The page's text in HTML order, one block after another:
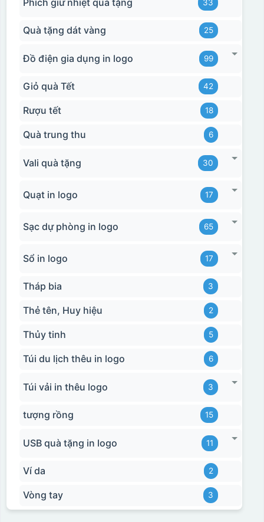
33
Quà tặng dát vàng 25
Đồ điện gia dụng in logo 99
Giỏ quà Tết 42
Rượu tết 18
Quà trung thu 6
Vali quà tặng 30
Quạt in logo 17
Sạc dự phòng in logo 65
Sổ in logo 17
Tháp bia 3
Thẻ tên, Huy hiệu 2
Thủy tinh 5
Túi du lịch thêu in logo 6
Túi vải in thêu logo 3
tượng rồng 15
USB quà tặng in logo 11
Ví da 2
Vòng tay 3